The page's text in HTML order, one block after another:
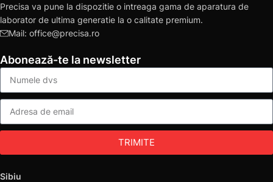
Precisa va pune la dispozitie o intreaga gama de aparatura de
laborator de ultima generatie la o calitate premium.
Mail: office@precisa.ro
Abonează-te la newsletter
TRIMITE
Sibiu